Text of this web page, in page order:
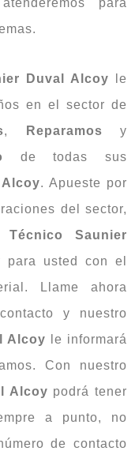
para
Duval Alcoy le
en el sector de
, Reparamos y
de todas sus
Alcoy. Apueste por
del sector,
Técnico Saunier
usted con el
Llame ahora
y nuestro
Alcoy le informará
Con nuestro
Alcoy podrá tener
a punto, no
de contacto